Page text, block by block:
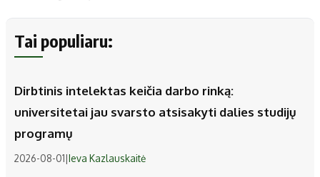
Tai populiaru:
Dirbtinis intelektas keičia darbo rinką:
universitetai jau svarsto atsisakyti dalies studijų
programų
2026-08-01|Ieva Kazlauskaitė